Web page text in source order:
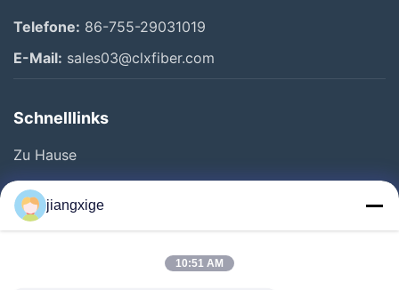
Telefone: 86-755-29031019
E-Mail: sales03@clxfiber.com
Schnelllinks
Zu Hause
Produkte
Über Uns
jiangxige
10:51 AM